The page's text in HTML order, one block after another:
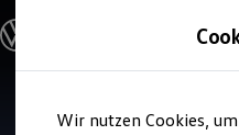
Hauptinhalt
Footer
Modelle und Konfigurator
Modelle vergleichen
Elektroautos
Service
Wir nutzen Cookies,